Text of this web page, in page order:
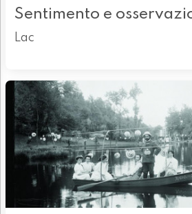
Sentimento e
Lac